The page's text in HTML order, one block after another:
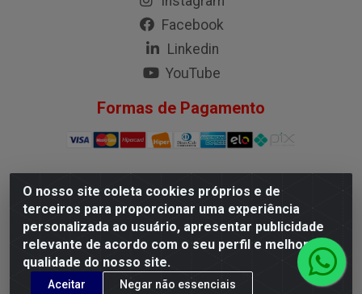
O nosso site coleta cookies próprios e de
terceiros para proporcionar uma experiência
personalizada ao usuário, apresentar publicidade
relevante de acordo com o seu perfil e melhorar a
qualidade do nosso site.
Aceitar Negar não essenciais
Facebook
Linkedin
YouTube
Formas de Pagamento
G.M.I. Distribuidora LTDA - Rua Conselheiro Pena, 50 -
Santa Branca, Belo Horizonte/MG - CEP 31.710-150 -
CNPJ 04.098.359/0001-02